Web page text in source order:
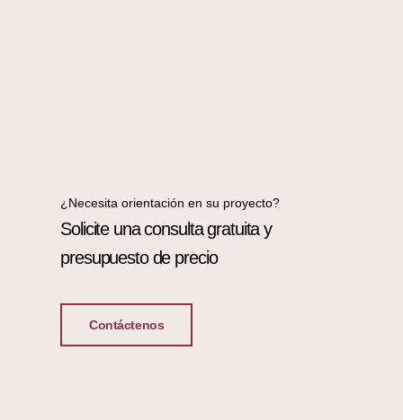
¿Necesita orientación en su proyecto?
Solicite una consulta gratuita y
presupuesto de precio
Contáctenos